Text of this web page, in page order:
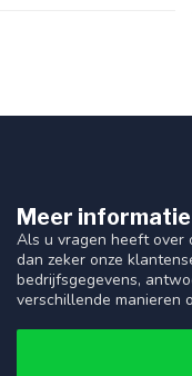
Meer informatie
Als u vragen heeft over
dan zeker onze
bedrijfsgegevens,
verschillende manieren